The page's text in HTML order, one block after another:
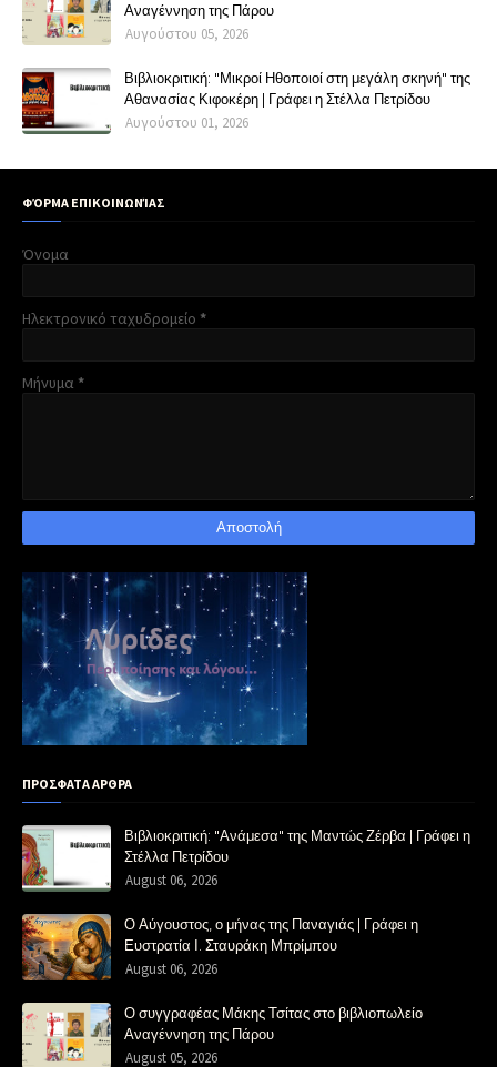
Αναγέννηση της Πάρου
Αυγούστου 05, 2026
Βιβλιοκριτική: "Μικροί Ηθοποιοί στη μεγάλη σκηνή" της
Αθανασίας Κιφοκέρη | Γράφει η Στέλλα Πετρίδου
Αυγούστου 01, 2026
ΦΌΡΜΑ ΕΠΙΚΟΙΝΩΝΊΑΣ
Όνομα
Ηλεκτρονικό ταχυδρομείο *
Μήνυμα *
ΠΡΟΣΦΑΤΑ ΑΡΘΡΑ
Βιβλιοκριτική: "Ανάμεσα" της Μαντώς Ζέρβα | Γράφει η
Στέλλα Πετρίδου
August 06, 2026
Ο Αύγουστος, ο μήνας της Παναγιάς | Γράφει η
Ευστρατία Ι. Σταυράκη Μπρίμπου
August 06, 2026
Ο συγγραφέας Μάκης Τσίτας στο βιβλιοπωλείο
Αναγέννηση της Πάρου
August 05, 2026